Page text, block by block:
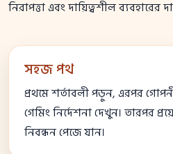
নিরাপত্তা এবং দায়িত্বশীল ব্যবহারের
সহজ পথ
প্রথমে শর্তাবলী পড়ুন, এরপর
গেমিং নির্দেশনা দেখুন। তারপর
নিবন্ধন পেজে যান।